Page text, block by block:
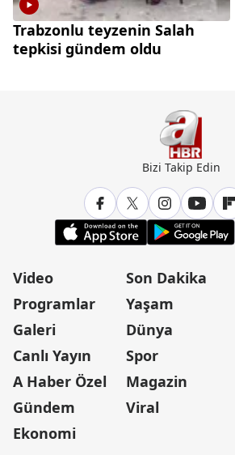
Trabzonlu teyzenin Salah
tepkisi gündem oldu
Bizi Takip Edin
Video
Programlar
Galeri
Canlı Yayın
A Haber Özel
Gündem
Ekonomi
Son Dakika
Yaşam
Dünya
Spor
Magazin
Viral